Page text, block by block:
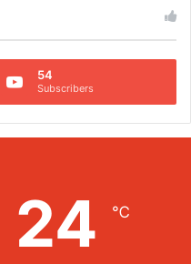
54
Subscribers
24 ℃